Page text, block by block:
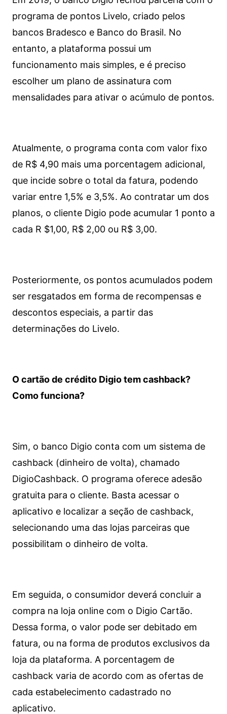
programa de pontos Livelo, criado pelos
bancos Bradesco e Banco do Brasil. No
entanto, a plataforma possui um
funcionamento mais simples, e é preciso
escolher um plano de assinatura com
mensalidades para ativar o acúmulo de pontos.
Atualmente, o programa conta com valor fixo
de R$ 4,90 mais uma porcentagem adicional,
que incide sobre o total da fatura, podendo
variar entre 1,5% e 3,5%. Ao contratar um dos
planos, o cliente Digio pode acumular 1 ponto a
cada R $1,00, R$ 2,00 ou R$ 3,00.
Posteriormente, os pontos acumulados podem
ser resgatados em forma de recompensas e
descontos especiais, a partir das
determinações do Livelo.
O cartão de crédito Digio tem cashback?
Como funciona?
Sim, o banco Digio conta com um sistema de
cashback (dinheiro de volta), chamado
DigioCashback. O programa oferece adesão
gratuita para o cliente. Basta acessar o
aplicativo e localizar a seção de cashback,
selecionando uma das lojas parceiras que
possibilitam o dinheiro de volta.
Em seguida, o consumidor deverá concluir a
compra na loja online com o Digio Cartão.
Dessa forma, o valor pode ser debitado em
fatura, ou na forma de produtos exclusivos da
loja da plataforma. A porcentagem de
cashback varia de acordo com as ofertas de
cada estabelecimento cadastrado no
aplicativo.